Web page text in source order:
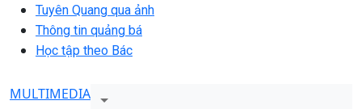
Tuyên Quang qua ảnh
Thông tin quảng bá
Học tập theo Bác
MULTIMEDIA